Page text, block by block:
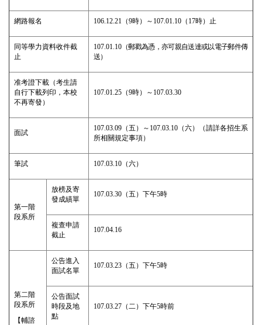
網路報名 106.12.21 （9時）～ 107.01.10 （ 17時）止
同等學力資料收件截
止
107.01.10 （郵戳為憑，亦可親自送達或以電子郵件傳
送）
准考證下載 （考生請
自行下載列印，本校
不再寄發）
107.01.25 （9時）～ 107.03.30
面試
107.03.09 （五）～ 107.03.10 （六）
（請詳各招生系
所相關規定事項）
筆試 107.03.10 （六）
第一階
段系所
放榜及寄
發成績單
107.03.30 （五）下午5時
複查申請
截止
107.04.16
第二階
段系所
【輔諮
公告進入
面試名單
107.03.23 （五）下午5時
公告面試
時段及地
點
107.03.27 （二）下午5時前